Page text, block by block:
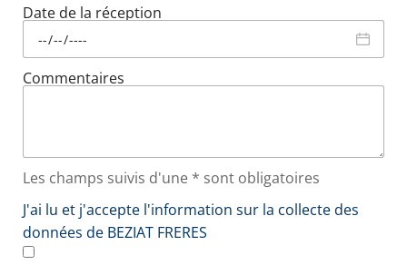
Date de la réception
Commentaires
Les champs suivis d'une * sont obligatoires
J'ai lu et j'accepte l'information sur la collecte des
données de BEZIAT FRERES